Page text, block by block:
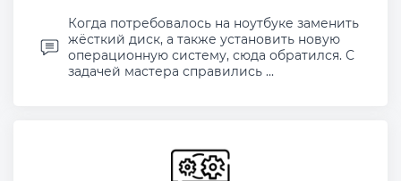
Когда потребовалось на ноутбуке заменить
жёсткий диск, а также установить новую
операционную систему, сюда обратился. С
задачей мастера справились ...